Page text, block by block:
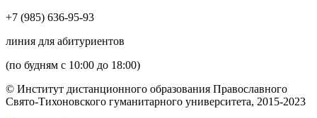
+7 (985) 636-95-93
линия для абитуриентов
(по будням с 10:00 до 18:00)
© Институт дистанционного образования Православного
Свято-Тихоновского гуманитарного университета, 2015-2023